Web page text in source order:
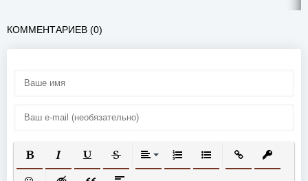
КОММЕНТАРИЕВ (0)
ПОЛУЖИРНЫЙ
КУРСИВПОДЧЕРКНУТЫЙ
ЗАЧЕРКНУТЫЙВЫРАВНИВАНИЕ
НУМЕРОВАННЫЙ СПИСОК
МАРКИРОВАННЫЙ
ВСТАВИТЬ